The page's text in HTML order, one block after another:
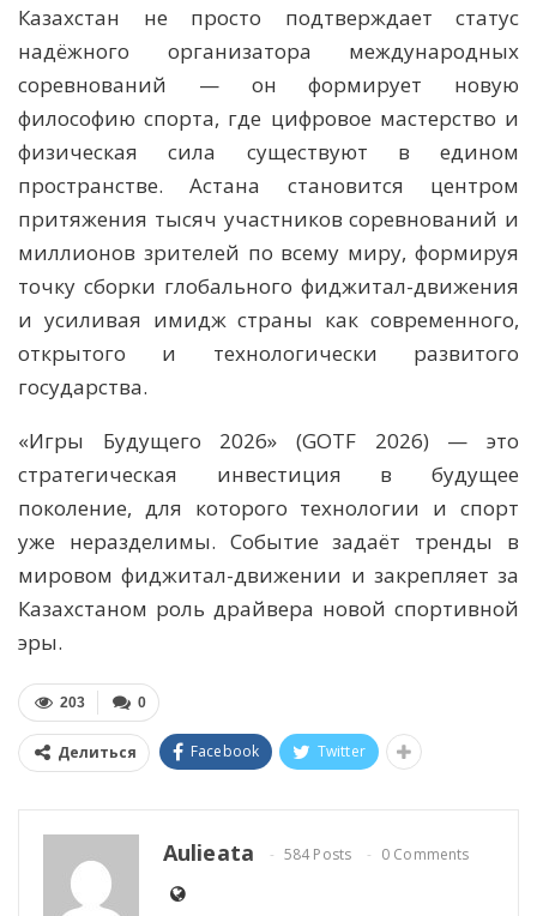
Казахстан не просто подтверждает статус
надёжного организатора международных
соревнований — он формирует новую
философию спорта, где цифровое мастерство и
физическая сила существуют в едином
пространстве. Астана становится центром
притяжения тысяч участников соревнований и
миллионов зрителей по всему миру, формируя
точку сборки глобального фиджитал-движения
и усиливая имидж страны как современного,
открытого и технологически развитого
государства.
«Игры Будущего 2026» (GOTF 2026) — это
стратегическая инвестиция в будущее
поколение, для которого технологии и спорт
уже неразделимы. Событие задаёт тренды в
мировом фиджитал-движении и закрепляет за
Казахстаном роль драйвера новой спортивной
эры.
0
203
Делиться Facebook Twitter
Aulieata 584 Posts 0 Comments